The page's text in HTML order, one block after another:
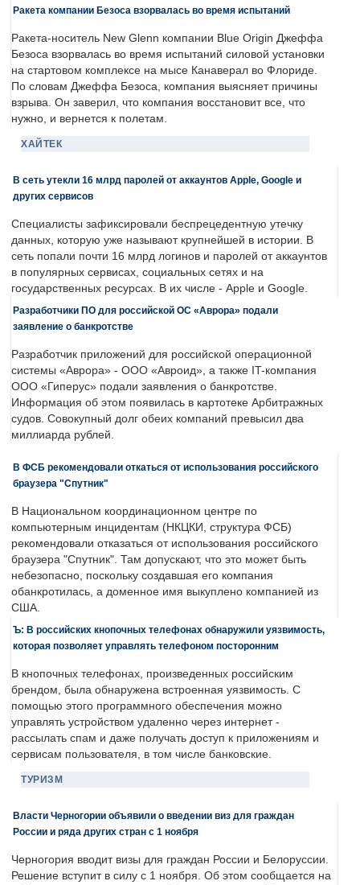
Ракета компании Безоса взорвалась во время испытаний
Ракета-носитель New Glenn компании Blue Origin Джеффа
Безоса взорвалась во время испытаний силовой установки
на стартовом комплексе на мысе Канаверал во Флориде.
По словам Джеффа Безоса, компания выясняет причины
взрыва. Он заверил, что компания восстановит все, что
нужно, и вернется к полетам.
ХАЙТЕК
В сеть утекли 16 млрд паролей от аккаунтов Apple, Google и
других сервисов
Специалисты зафиксировали беспрецедентную утечку
данных, которую уже называют крупнейшей в истории. В
сеть попали почти 16 млрд логинов и паролей от аккаунтов
в популярных сервисах, социальных сетях и на
государственных ресурсах. В их числе - Apple и Google.
Разработчики ПО для российской ОС «Аврора» подали
заявление о банкротстве
Разработчик приложений для российской операционной
системы «Аврора» - ООО «Авроид», а также IT-компания
ООО «Гиперус» подали заявления о банкротстве.
Информация об этом появилась в картотеке Арбитражных
судов. Совокупный долг обеих компаний превысил два
миллиарда рублей.
В ФСБ рекомендовали откаться от использования российского
браузера "Спутник"
В Национальном координационном центре по
компьютерным инцидентам (НКЦКИ, структура ФСБ)
рекомендовали отказаться от использования российского
браузера "Спутник". Там допускают, что это может быть
небезопасно, поскольку создавшая его компания
обанкротилась, а доменное имя выкуплено компанией из
США.
Ъ: В российских кнопочных телефонах обнаружили уязвимость,
которая позволяет управлять телефоном посторонним
В кнопочных телефонах, произведенных российским
брендом, была обнаружена встроенная уязвимость. С
помощью этого программного обеспечения можно
управлять устройством удаленно через интернет -
рассылать спам и даже получать доступ к приложениям и
сервисам пользователя, в том числе банковские.
ТУРИЗМ
Власти Черногории объявили о введении виз для граждан
России и ряда других стран с 1 ноября
Черногория вводит визы для граждан России и Белоруссии.
Решение вступит в силу с 1 ноября. Об этом сообщается на